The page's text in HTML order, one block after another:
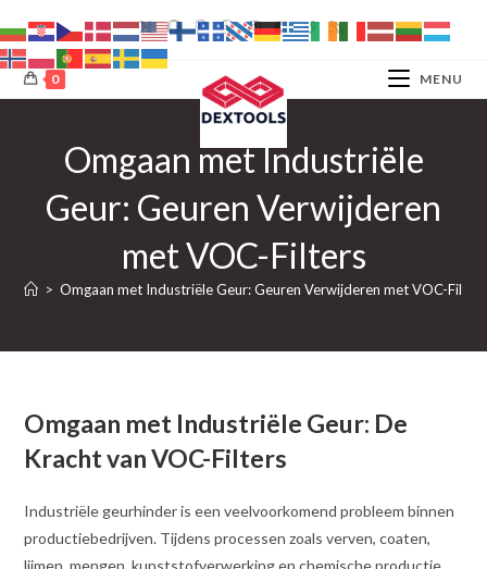
naar
inhoud
0 MENU
Omgaan met Industriële
Geur: Geuren Verwijderen
met VOC-Filters
> Omgaan met Industriële Geur: Geuren Verwijderen met VOC-Filters
Omgaan met Industriële Geur: De
Kracht van VOC-Filters
Industriële geurhinder is een veelvoorkomend probleem binnen
productiebedrijven. Tijdens processen zoals verven, coaten,
lijmen, mengen, kunststofverwerking en chemische productie